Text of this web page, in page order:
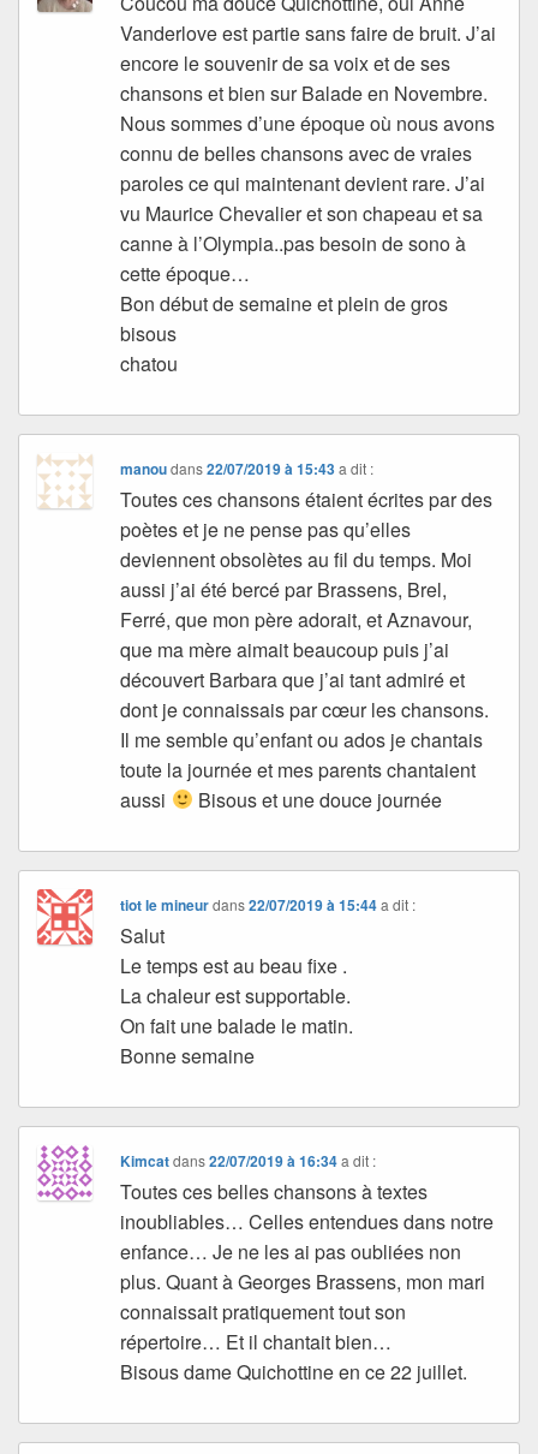
Vanderlove est partie sans faire de bruit. J’ai
encore le souvenir de sa voix et de ses
chansons et bien sur Balade en Novembre.
Nous sommes d’une époque où nous avons
connu de belles chansons avec de vraies
paroles ce qui maintenant devient rare. J’ai
vu Maurice Chevalier et son chapeau et sa
canne à l’Olympia..pas besoin de sono à
cette époque…
Bon début de semaine et plein de gros
bisous
chatou
manoudans22/07/2019 à 15:43 a dit :
Toutes ces chansons étaient écrites par des
poètes et je ne pense pas qu’elles
deviennent obsolètes au fil du temps. Moi
aussi j’ai été bercé par Brassens, Brel,
Ferré, que mon père adorait, et Aznavour,
que ma mère aimait beaucoup puis j’ai
découvert Barbara que j’ai tant admiré et
dont je connaissais par cœur les chansons.
Il me semble qu’enfant ou ados je chantais
toute la journée et mes parents chantaient
aussi
Bisous et une douce journée
tiot le mineurdans22/07/2019 à 15:44 a dit :
Salut
Le temps est au beau fixe .
La chaleur est supportable.
On fait une balade le matin.
Bonne semaine
Kimcatdans22/07/2019 à 16:34 a dit :
Toutes ces belles chansons à textes
inoubliables… Celles entendues dans notre
enfance… Je ne les ai pas oubliées non
plus. Quant à Georges Brassens, mon mari
connaissait pratiquement tout son
répertoire… Et il chantait bien…
Bisous dame Quichottine en ce 22 juillet.